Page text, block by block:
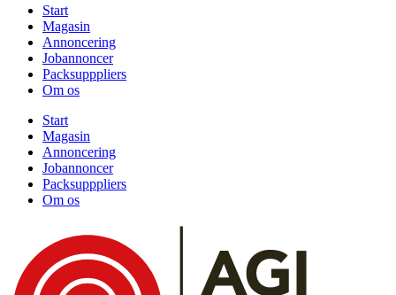
Start
Magasin
Annoncering
Jobannoncer
Packsupppliers
Om os
Start
Magasin
Annoncering
Jobannoncer
Packsupppliers
Om os